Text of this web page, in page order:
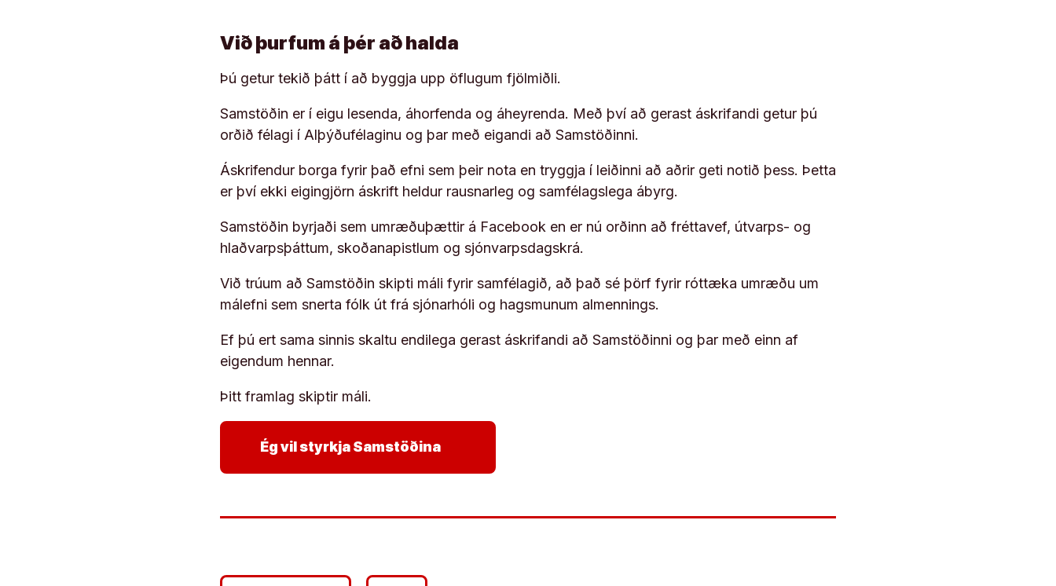
Við þurfum á þér að halda
Þú getur tekið þátt í að byggja upp öflugum fjölmiðli.
Samstöðin er í eigu lesenda, áhorfenda og áheyrenda. Með því að gerast áskrifandi getur þú
orðið félagi í Alþýðufélaginu og þar með eigandi að Samstöðinni.
Áskrifendur borga fyrir það efni sem þeir nota en tryggja í leiðinni að aðrir geti notið þess. Þetta
er því ekki eigingjörn áskrift heldur rausnarleg og samfélagslega ábyrg.
Samstöðin byrjaði sem umræðuþættir á Facebook en er nú orðinn að fréttavef, útvarps- og
hlaðvarpsþáttum, skoðanapistlum og sjónvarpsdagskrá.
Við trúum að Samstöðin skipti máli fyrir samfélagið, að það sé þörf fyrir róttæka umræðu um
málefni sem snerta fólk út frá sjónarhóli og hagsmunum almennings.
Ef þú ert sama sinnis skaltu endilega gerast áskrifandi að Samstöðinni og þar með einn af
eigendum hennar.
Þitt framlag skiptir máli.
Ég vil styrkja Samstöðina